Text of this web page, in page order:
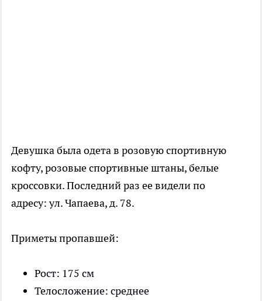
Девушка была одета в розовую спортивную
кофту, розовые спортивные штаны, белые
кроссовки. Последний раз ее видели по
адресу: ул. Чапаева, д. 78.
Приметы пропавшей:
Рост: 175 см
Телосложение: среднее